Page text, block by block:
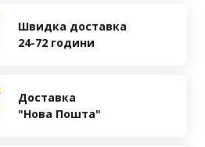
Швидка доставка
24-72 години
Доставка
"Нова Пошта"